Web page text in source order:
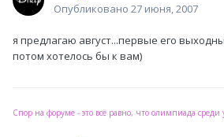
Опубликовано 27 июня, 2007
я предлагаю август...первые его
потом хотелось бы к вам)
Спор на форуме - это всё равно, что олимпиада среди